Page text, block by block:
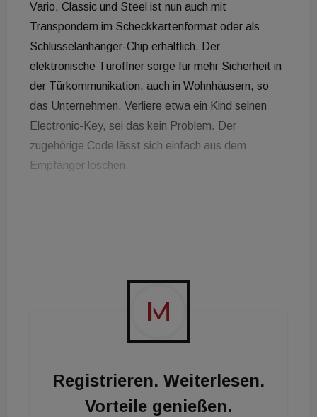
Vario, Classic und Steel ist nun auch mit
Transpondern im Scheckkartenformat oder als
Schlüsselanhänger-Chip erhältlich. Der
elektronische Türöffner sorge für mehr Sicherheit in
der Türkommunikation, auch in Wohnhäusern, so
das Unternehmen. Verliere etwa ein Kind seinen
Electronic-Key, sei das kein Problem. Der
zugehörige Code lässt sich einfach aus dem
Empfänger löschen.
attraktiv, etwa für Familien mit Kindern.
Registrieren. Weiterlesen.
Vorteile genießen.